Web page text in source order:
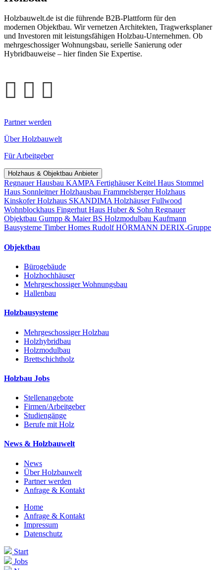
Holzbauwelt.de ist die führende B2B-Plattform für den
modernen Objektbau. Wir vernetzen Architekten, Tragwerksplaner
und Investoren mit leistungsfähigen Holzbau-Unternehmen. Ob
mehrgeschossiger Wohnungsbau, serielle Sanierung oder
Hybridbauweise – hier finden Sie Expertise.
Partner werden
Über Holzbauwelt
Für Arbeitgeber
Holzhaus & Objektbau Anbieter
Regnauer Hausbau KAMPA FertighäuserKeitel Haus Stommel
Haus Sonnleitner Holzhausbau Frammelsberger Holzhaus
Kinskofer Holzhaus SKANDIMA HolzhäuserFullwood
Wohnblockhaus Fingerhut Haus Huber & Sohn Regnauer
Objektbau Gumpp & MaierBS Holzmodulbau Kaufmann
Bausysteme Timber Homes Rudolf HÖRMANN DERIX-Gruppe
Objektbau
Bürogebäude
Holzhochhäuser
Mehrgeschossiger Wohnungsbau
Hallenbau
Holzbausysteme
Mehrgeschossiger Holzbau
Holzhybridbau
Holzmodulbau
Brettschichtholz
Holzbau Jobs
Stellenangebote
Firmen/Arbeitgeber
Studiengänge
Berufe mit Holz
News & Holzbauwelt
News
Über Holzbauwelt
Partner werden
Anfrage & Kontakt
Home
Anfrage & Kontakt
Impressum
Datenschutz
Start
Jobs